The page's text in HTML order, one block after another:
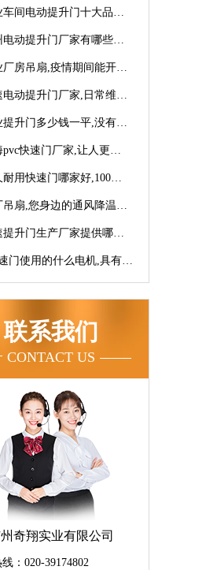
车间电动提升门十大品牌
州奇翔】
电动提升门厂家有哪些优
点呢？-广州奇翔
厂房吊扇,疫情期间能开空
?【广州奇翔】
电动提升门厂家,日常维保
巧！【广州奇翔】
提升门多少钱一平,没有中
差价放心选购【广州奇
pvc快速门厂家,让人更安
州奇翔
耐用快速门哪家好,100万
续开启设计【广州奇翔】
吊扇,您身边的通风降温专
【广州奇翔】
提升门生产厂家提供哪些
呢-广州奇翔
门使用的什么电机,具有快
联系我们
CONTACT US
奇翔实业有限公司
：020-39174802